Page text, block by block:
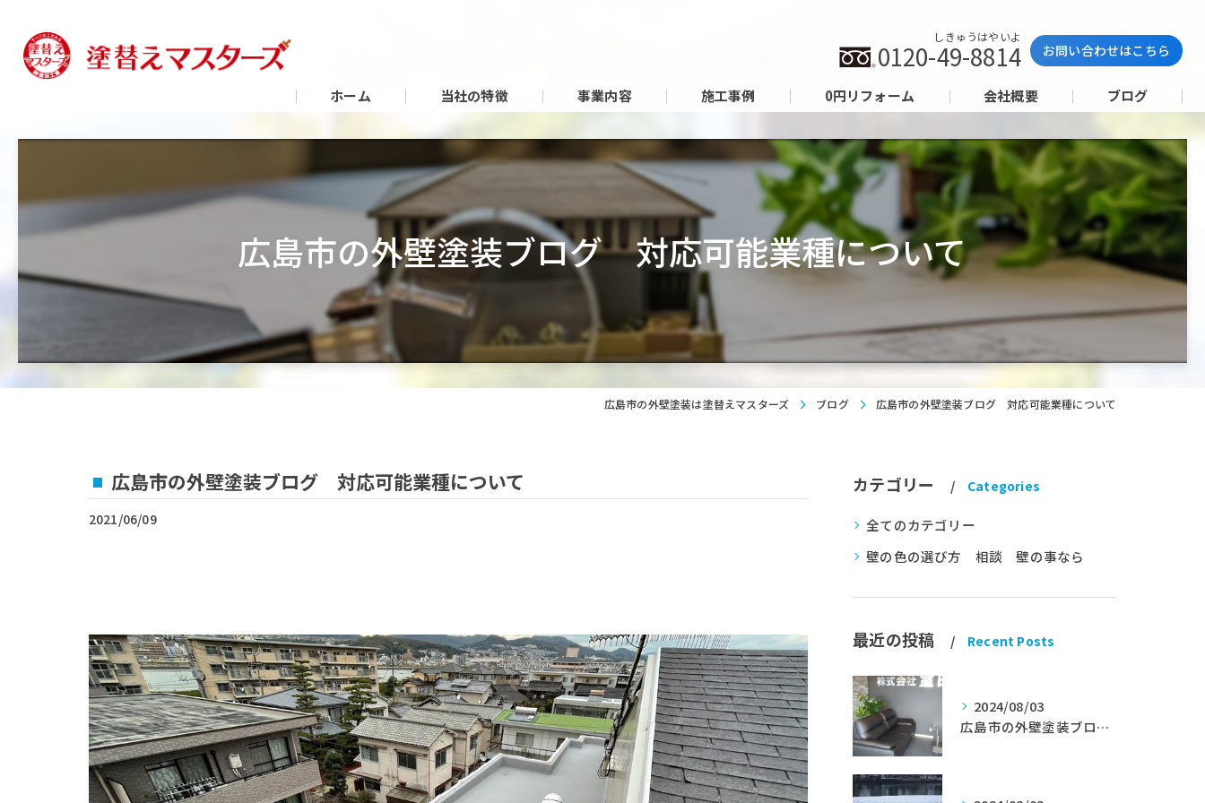
しきゅうはやいよ
0120-49-8814 お問い合わせはこちら
ホーム 当社の特徴 事業内容 施工事例 0円リフォーム 会社概要 ブログ
広島市の外壁塗装ブログ 対応可能業種について
広島市の外壁塗装は塗替えマスターズ ブログ 広島市の外壁塗装ブログ 対応可能業種について
広島市の外壁塗装ブログ 対応可能業種について
2021/06/09
カテゴリー Categories
全てのカテゴリー
壁の色の選び方 相談 壁の事なら
最近の投稿 Recent Posts
2024/08/03
広島市の外壁塗装ブログ★室田工業★塗替えマスターズ★外壁リフォーム